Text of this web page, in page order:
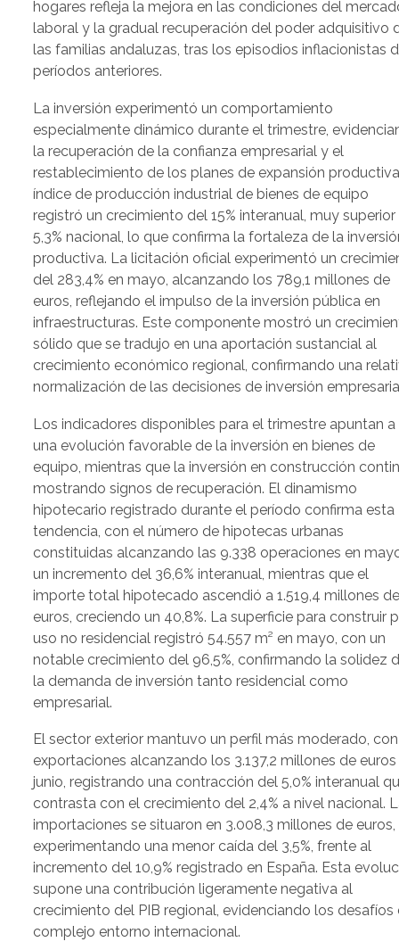
hogares refleja la mejora en las condiciones del
laboral y la gradual recuperación del poder adquisitivo
las familias andaluzas, tras los episodios inflacionistas
períodos anteriores.
La inversión experimentó un comportamiento
especialmente dinámico durante el trimestre,
la recuperación de la confianza empresarial y el
restablecimiento de los planes de expansión
índice de producción industrial de bienes de equipo
registró un crecimiento del 15% interanual, muy superior
5,3% nacional, lo que confirma la fortaleza de la
productiva. La licitación oficial experimentó un
del 283,4% en mayo, alcanzando los 789,1 millones de
euros, reflejando el impulso de la inversión pública en
infraestructuras. Este componente mostró un
sólido que se tradujo en una aportación sustancial al
crecimiento económico regional, confirmando una
normalización de las decisiones de inversión
Los indicadores disponibles para el trimestre apuntan a
una evolución favorable de la inversión en bienes de
equipo, mientras que la inversión en construcción
mostrando signos de recuperación. El dinamismo
hipotecario registrado durante el período confirma esta
tendencia, con el número de hipotecas urbanas
constituidas alcanzando las 9.338 operaciones en
un incremento del 36,6% interanual, mientras que el
importe total hipotecado ascendió a 1.519,4 millones
euros, creciendo un 40,8%. La superficie para construir
uso no residencial registró 54.557 m² en mayo, con un
notable crecimiento del 96,5%, confirmando la solidez
la demanda de inversión tanto residencial como
empresarial.
El sector exterior mantuvo un perfil más moderado,
exportaciones alcanzando los 3.137,2 millones de euros
junio, registrando una contracción del 5,0% interanual
contrasta con el crecimiento del 2,4% a nivel nacional.
importaciones se situaron en 3.008,3 millones de euros,
experimentando una menor caída del 3,5%, frente al
incremento del 10,9% registrado en España. Esta
supone una contribución ligeramente negativa al
crecimiento del PIB regional, evidenciando los desafíos
complejo entorno internacional.